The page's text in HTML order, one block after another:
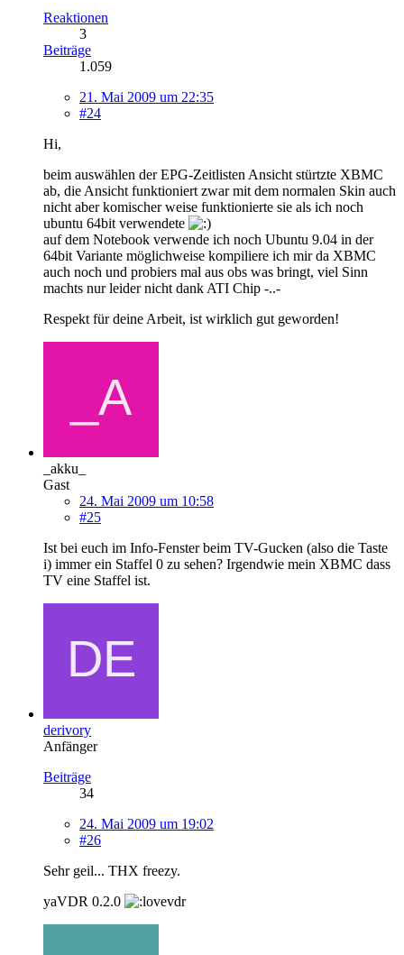
Reaktionen
3
Beiträge
1.059
21. Mai 2009 um 22:35
#24
Hi,
beim auswählen der EPG-Zeitlisten Ansicht stürtzte XBMC
ab, die Ansicht funktioniert zwar mit dem normalen Skin auch
nicht aber komischer weise funktionierte sie als ich noch
ubuntu 64bit verwendete
auf dem Notebook verwende ich noch Ubuntu 9.04 in der
64bit Variante möglichweise kompiliere ich mir da XBMC
auch noch und probiers mal aus obs was bringt, viel Sinn
machts nur leider nicht dank ATI Chip -..-
Respekt für deine Arbeit, ist wirklich gut geworden!
_akku_
Gast
24. Mai 2009 um 10:58
#25
Ist bei euch im Info-Fenster beim TV-Gucken (also die Taste
i) immer ein Staffel 0 zu sehen? Irgendwie mein XBMC dass
TV eine Staffel ist.
derivory
Anfänger
Beiträge
34
24. Mai 2009 um 19:02
#26
Sehr geil... THX freezy.
yaVDR 0.2.0